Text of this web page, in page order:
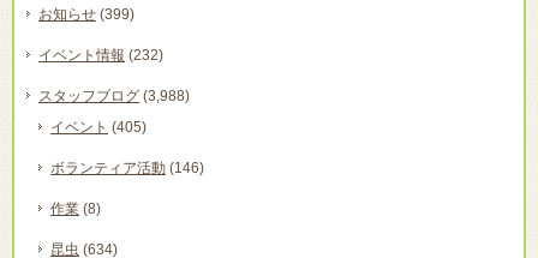
お知らせ (399)
イベント情報 (232)
スタッフブログ (3,988)
イベント (405)
ボランティア活動 (146)
作業 (8)
昆虫 (634)